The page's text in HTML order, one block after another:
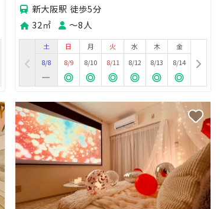
新大阪駅 徒歩5分
32㎡
〜8人
土
8/8
日
8/9
月
8/10
火
8/11
水
8/12
木
8/13
金
8/14